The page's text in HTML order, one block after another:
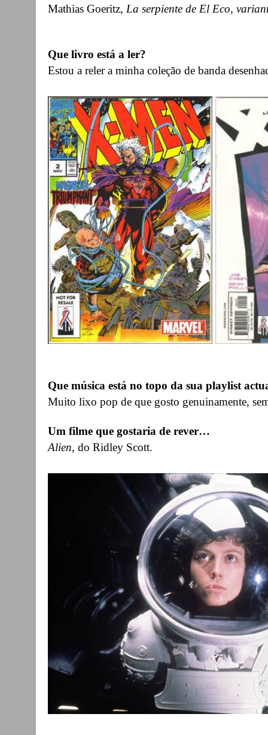
Mathias Goeritz, La serpiente de El Eco,
Que livro está a ler?
Estou a reler a minha coleção de banda
Que música está no topo da sua playlist
Muito lixo pop de que gosto genuinamente,
Um filme que gostaria de rever…
Alien, do Ridley Scott.